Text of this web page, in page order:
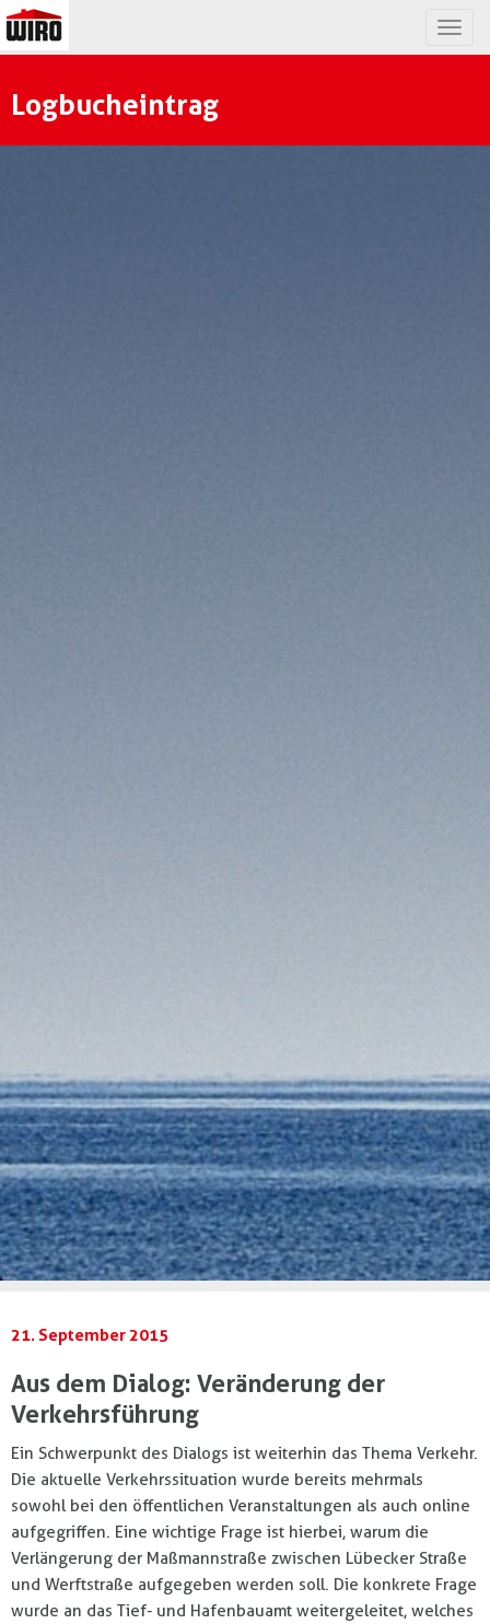
Logbucheintrag
21. September 2015
Aus dem Dialog: Veränderung der
Verkehrsführung
Ein Schwerpunkt des Dialogs ist weiterhin das Thema Verkehr.
Die aktuelle Verkehrssituation wurde bereits mehrmals
sowohl bei den öffentlichen Veranstaltungen als auch online
aufgegriffen. Eine wichtige Frage ist hierbei, warum die
Verlängerung der Maßmannstraße zwischen Lübecker Straße
und Werftstraße aufgegeben werden soll. Die konkrete Frage
wurde an das Tief- und Hafenbauamt weitergeleitet, welches